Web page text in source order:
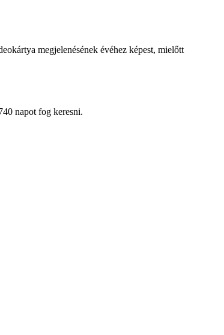
megjelenésének évéhez képest, mielőtt
napot fog keresni.